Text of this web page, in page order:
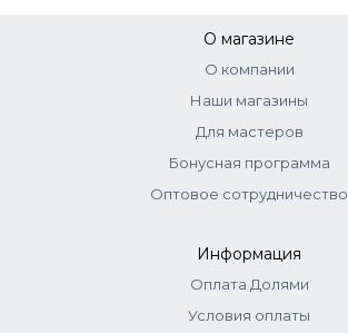
О магазине
О компании
Наши магазины
Для мастеров
Бонусная программа
Оптовое сотрудничество
Информация
Оплата Долями
Условия оплаты